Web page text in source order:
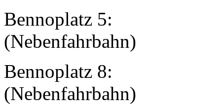
(Nebenfahrbahn)
(Nebenfahrbahn)